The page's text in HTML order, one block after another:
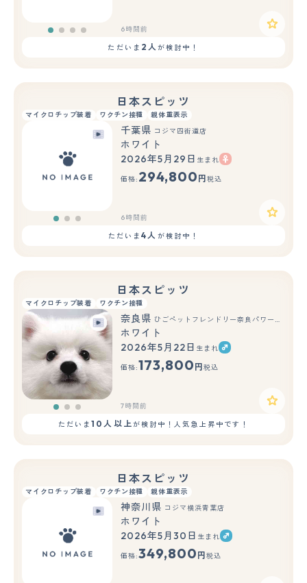
6時間前
ただいま 2人が検討中！
日本スピッツ
マイクロチップ装着 ワクチン接種 親体重表示
もっと見る
千葉県 コジマ四街道店
ホワイト
2026年5月29日 生まれ
価格: 294,800 円 税込
6時間前
ただいま4人 が検討中！
日本スピッツ
マイクロチップ装着 ワクチン接種
もっと見る
奈良県 ひごペットフレンドリー奈良パワーシティ店
ホワイト
2026年5月22日 生まれ
価格:173,800 円 税込
7時間前
ただいま10人以上が検討中！人気急上昇中です！
日本スピッツ
マイクロチップ装着 ワクチン接種 親体重表示
もっと見る
神奈川県 コジマ横浜青葉店
ホワイト
2026年5月30日 生まれ
価格:349,800 円 税込